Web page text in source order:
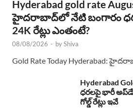
Hyderabad gold rate
హైదరాబాద్‌లో నేటి బంగారం
24K రేట్లు ఎంతంటే?
08/08/2026 - byShiva
Gold Rate Today Hyderabad:
Hyderabad
ధరలపై భారీ
గోల్డ్ రేట్లు ఇవే